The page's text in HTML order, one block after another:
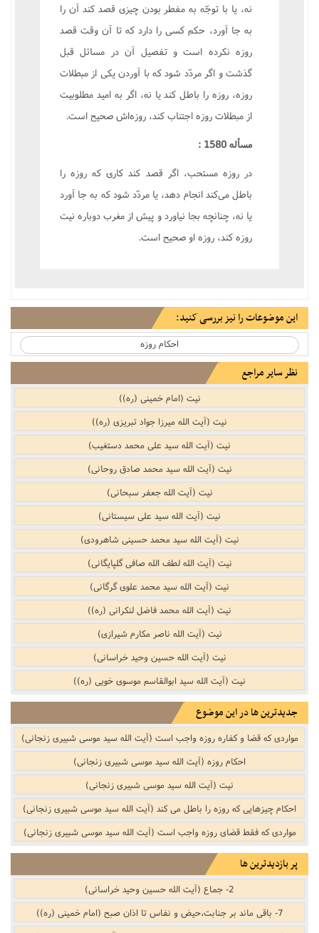
نه، یا با توجّه به مفطر بودن چیزی قصد کند آن را
به جا آورد، حکم کسی را دارد که تا آن وقت قصد
روزه نکرده است و تفصیل آن در مسائل قبل
گذشت و اگر مردّد شود که با آوردن یکی از مبطلات
روزه، روزه را باطل کند یا نه، اگر به امید مطلوبیت
از مبطلات روزه اجتناب کند، روزه‌اش صحیح است.
مسأله 1580 :
در روزه مستحب، اگر قصد کند کاری که روزه را
باطل می‌کند انجام دهد، یا مردّد شود که به جا آورد
یا نه، چنانچه بجا نیاورد و پیش از مغرب دوباره نیت
روزه کند، روزه او صحیح است.
این موضوعات را نیز بررسی کنید:
احکام روزه
نظر سایر مراجع
نیت (امام خمینی (ره))
نیت (آیت الله میرزا جواد تبریزی (ره))
نیت (آیت الله سید علی محمد دستغیب)
نیت (آیت الله سید محمد صادق روحانی)
نیت (آیت الله جعفر سبحانی)
نیت (آیت الله سید علی سیستانی)
نیت (آیت الله سید محمد حسینی شاهرودی)
نیت (آیت الله لطف الله صافی گلپایگانی)
نیت (آیت الله سید محمد علوی گرگانی)
نیت (آیت الله محمد فاضل لنکرانی (ره))
نیت (آیت الله ناصر مکارم شیرازی)
نیت (آیت الله حسین وحید خراسانی)
نیت (آیت الله سید ابوالقاسم موسوی خویی (ره))
جدیدترین ها در این موضوع
مواردی که قضا و کفاره روزه واجب است (آیت الله سید موسی شبیری زنجانی)
احکام روزه (آیت الله سید موسی شبیری زنجانی)
نیت (آیت الله سید موسی شبیری زنجانی)
احکام چیزهایی که روزه را باطل می کند (آیت الله سید موسی شبیری زنجانی)
مواردی که فقط قضای روزه واجب است (آیت الله سید موسی شبیری زنجانی)
پر بازدیدترین ها
2- جماع (آیت الله حسین وحید خراسانی)
7- باقی ماند بر جنابت،حیض و نفاس تا اذان صبح (امام خمینی (ره))